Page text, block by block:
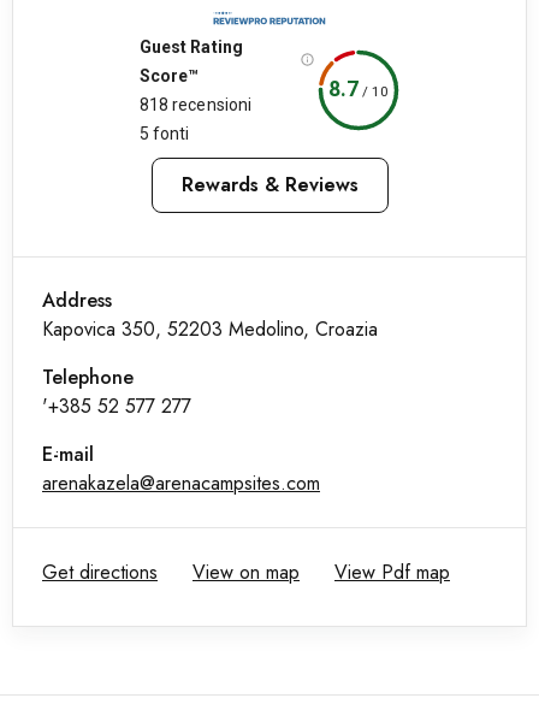
Guest Rating
Score™
818 recensioni
5 fonti
8.7/ 10
Rewards & Reviews
Address
Kapovica 350, 52203 Medolino, Croazia
Telephone
'+385 52 577 277
E-mail
arenakazela@arenacampsites.com
Get directions View on map View Pdf map